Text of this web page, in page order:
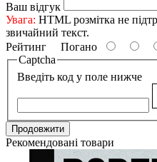
Ваш відгук
Увага: HTML розмітка не
звичайний текст.
Рейтинг Погано
Captcha
Введіть код у поле нижче
Продовжити
Рекомендовані товари